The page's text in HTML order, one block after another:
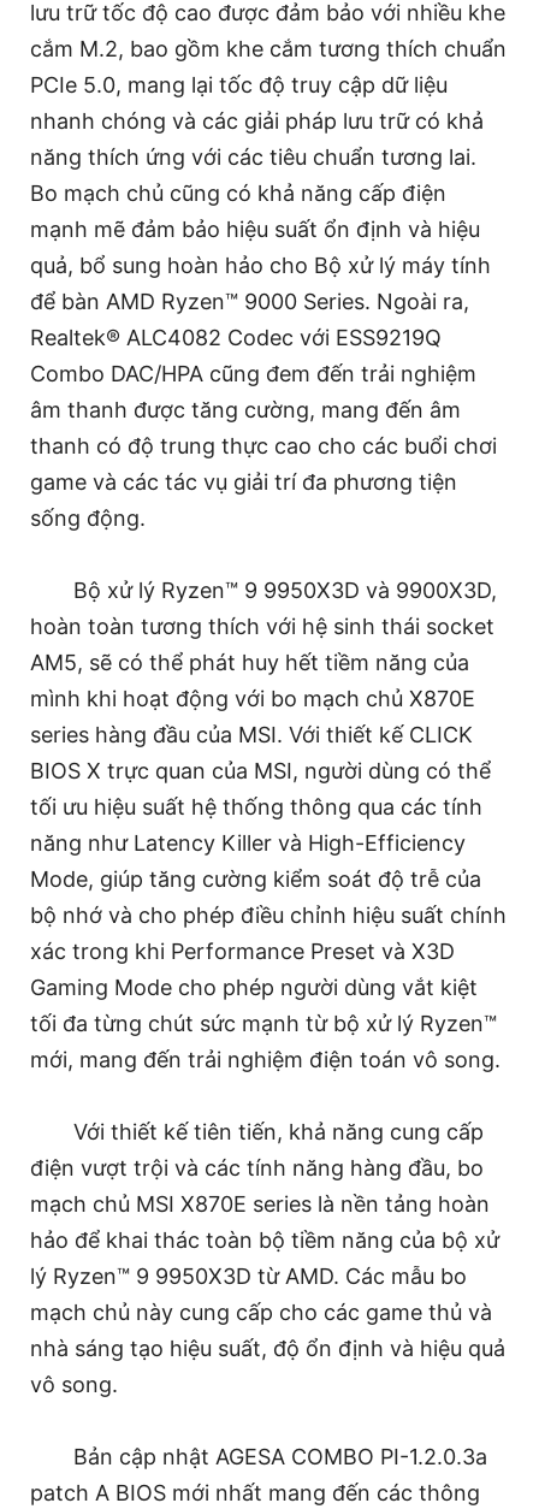
lưu trữ tốc độ cao được đảm bảo với nhiều khe
cắm M.2, bao gồm khe cắm tương thích chuẩn
PCIe 5.0, mang lại tốc độ truy cập dữ liệu
nhanh chóng và các giải pháp lưu trữ có khả
năng thích ứng với các tiêu chuẩn tương lai.
Bo mạch chủ cũng có khả năng cấp điện
mạnh mẽ đảm bảo hiệu suất ổn định và hiệu
quả, bổ sung hoàn hảo cho Bộ xử lý máy tính
để bàn AMD Ryzen™ 9000 Series. Ngoài ra,
Realtek® ALC4082 Codec với ESS9219Q
Combo DAC/HPA cũng đem đến trải nghiệm
âm thanh được tăng cường, mang đến âm
thanh có độ trung thực cao cho các buổi chơi
game và các tác vụ giải trí đa phương tiện
sống động.
Bộ xử lý Ryzen™ 9 9950X3D và 9900X3D,
hoàn toàn tương thích với hệ sinh thái socket
AM5, sẽ có thể phát huy hết tiềm năng của
mình khi hoạt động với bo mạch chủ X870E
series hàng đầu của MSI. Với thiết kế CLICK
BIOS X trực quan của MSI, người dùng có thể
tối ưu hiệu suất hệ thống thông qua các tính
năng như Latency Killer và High-Efficiency
Mode, giúp tăng cường kiểm soát độ trễ của
bộ nhớ và cho phép điều chỉnh hiệu suất chính
xác trong khi Performance Preset và X3D
Gaming Mode cho phép người dùng vắt kiệt
tối đa từng chút sức mạnh từ bộ xử lý Ryzen™
mới, mang đến trải nghiệm điện toán vô song.
Với thiết kế tiên tiến, khả năng cung cấp
điện vượt trội và các tính năng hàng đầu, bo
mạch chủ MSI X870E series là nền tảng hoàn
hảo để khai thác toàn bộ tiềm năng của bộ xử
lý Ryzen™ 9 9950X3D từ AMD. Các mẫu bo
mạch chủ này cung cấp cho các game thủ và
nhà sáng tạo hiệu suất, độ ổn định và hiệu quả
vô song.
Bản cập nhật AGESA COMBO PI-1.2.0.3a
patch A BIOS mới nhất mang đến các thông